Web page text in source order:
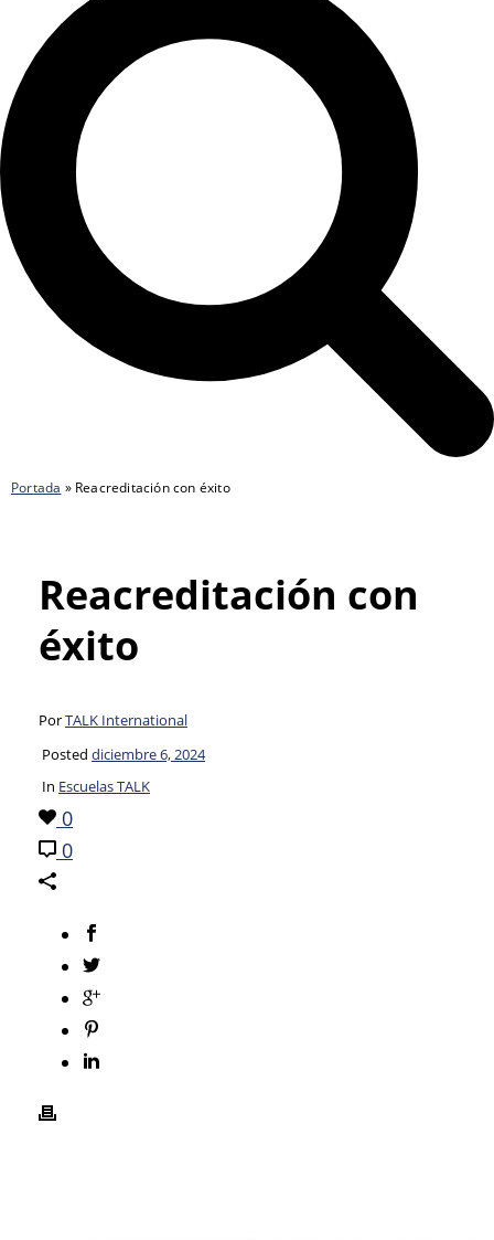
Portada » Reacreditación con éxito
Reacreditación con
éxito
PorTALK International
Posted diciembre 6, 2024
In Escuelas TALK
0
0